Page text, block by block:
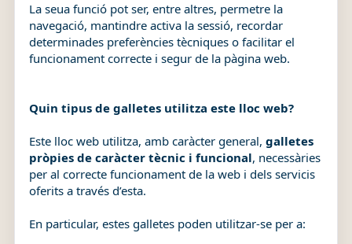
La seua funció pot ser, entre altres, permetre la
navegació, mantindre activa la sessió, recordar
determinades preferències tècniques o facilitar el
funcionament correcte i segur de la pàgina web.
Quin tipus de galletes utilitza este lloc web?
Este lloc web utilitza, amb caràcter general, galletes
pròpies de caràcter tècnic i funcional, necessàries
per al correcte funcionament de la web i dels servicis
oferits a través d’esta.
En particular, estes galletes poden utilitzar-se per a: